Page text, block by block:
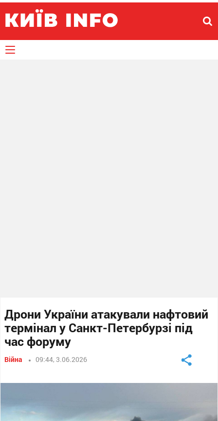
Дрони України атакували нафтовий
термінал у Санкт-Петербурзі під
час форуму
Війна 09:44, 3.06.2026